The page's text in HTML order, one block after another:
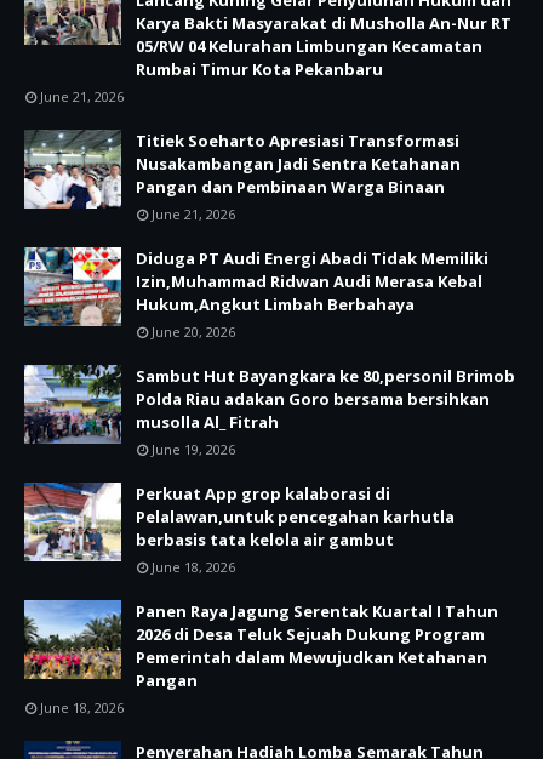
Karya Bakti Masyarakat di Musholla An-Nur RT
05/RW 04 Kelurahan Limbungan Kecamatan
Rumbai Timur Kota Pekanbaru
June 21, 2026
Titiek Soeharto Apresiasi Transformasi
Nusakambangan Jadi Sentra Ketahanan
Pangan dan Pembinaan Warga Binaan
June 21, 2026
Diduga PT Audi Energi Abadi Tidak Memiliki
Izin,Muhammad Ridwan Audi Merasa Kebal
Hukum,Angkut Limbah Berbahaya
June 20, 2026
Sambut Hut Bayangkara ke 80,personil Brimob
Polda Riau adakan Goro bersama bersihkan
musolla Al_ Fitrah
June 19, 2026
Perkuat App grop kalaborasi di
Pelalawan,untuk pencegahan karhutla
berbasis tata kelola air gambut
June 18, 2026
Panen Raya Jagung Serentak Kuartal I Tahun
2026 di Desa Teluk Sejuah Dukung Program
Pemerintah dalam Mewujudkan Ketahanan
Pangan
June 18, 2026
Penyerahan Hadiah Lomba Semarak Tahun